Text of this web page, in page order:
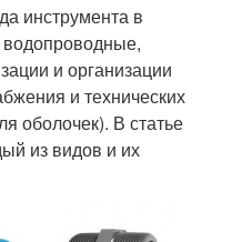
инструмента в
водопроводные,
и организации
и технических
оболочек). В статье
из видов и их